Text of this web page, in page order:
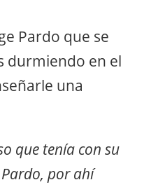
Pardo que se
durmiendo en el
una
que tenía con su
por ahí